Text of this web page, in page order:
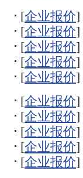
[企业报价]
[企业报价]
[企业报价]
[企业报价]
[企业报价]
[企业报价]
[企业报价]
[企业报价]
[企业报价]
[企业报价]